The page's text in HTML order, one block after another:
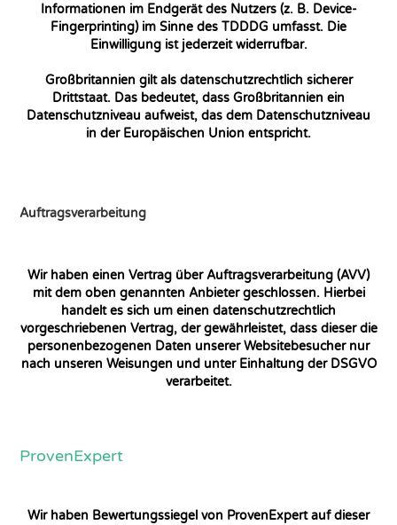
Informationen im Endgerät des Nutzers (z. B. Device-
Fingerprinting) im Sinne des TDDDG umfasst. Die
Einwilligung ist jederzeit widerrufbar.
Großbritannien gilt als datenschutzrechtlich sicherer
Drittstaat. Das bedeutet, dass Großbritannien ein
Datenschutzniveau aufweist, das dem Datenschutzniveau
in der Europäischen Union entspricht.
Auftragsverarbeitung
Wir haben einen Vertrag über Auftragsverarbeitung (AVV)
mit dem oben genannten Anbieter geschlossen. Hierbei
handelt es sich um einen datenschutzrechtlich
vorgeschriebenen Vertrag, der gewährleistet, dass dieser die
personenbezogenen Daten unserer Websitebesucher nur
nach unseren Weisungen und unter Einhaltung der DSGVO
verarbeitet.
ProvenExpert
Wir haben Bewertungssiegel von ProvenExpert auf dieser